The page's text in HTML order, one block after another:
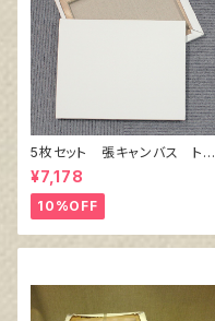
5枚セット 張キャンバス トー
クロ イエロー S0号（縦180
㎜×横180㎜）
¥7,178
10%OFF